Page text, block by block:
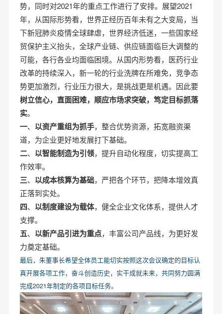
势，同时对2021年的重点工作进行了安排。展望2021
年，从国际形势看，世界正经历百年未有之大变局，当
下新冠肺炎疫情全球肆虐，世界经济低迷，一些国家经
贸保护主义抬头，全球产业链、供应链面临巨大调整的
可能，各行各业均面临困境。从国内形势看，医药行业
改革的持续深入，新一轮的行业洗牌在所难免，竞争态
势更加激烈，行业压力很大，是挑战更是机遇。因此要
树立信心，直面困难，顺应市场求突破，笃定目标抓落
实。
一、 以资产重组为抓手，整合优势资源，拓宽融资渠
道，为企业更好地发展打下基础。
二、 以智能制造为引领，提升自动化程度，切实提高工
作效率。
三、 以成本核算为基础，严把各个环节，把降本增效真
正落到实处。
四、 以制度建设为载体，健全企业文化体系，提供人才
支撑。
五、 以新产品引进为重点，丰富公司产品线，为更好发
力奠定基础。
最后，朱董事长希望全体员工能切实按照这次会议确定的目标认
真开展各项工作，奋斗创造历史，实干成就未来，共同努力圆满
完成2021年制定的各项目标任务。